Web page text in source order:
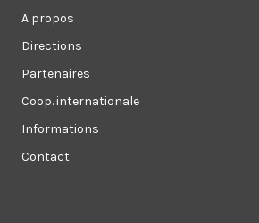
A propos
Directions
Partenaires
Coop. internationale
Informations
Contact